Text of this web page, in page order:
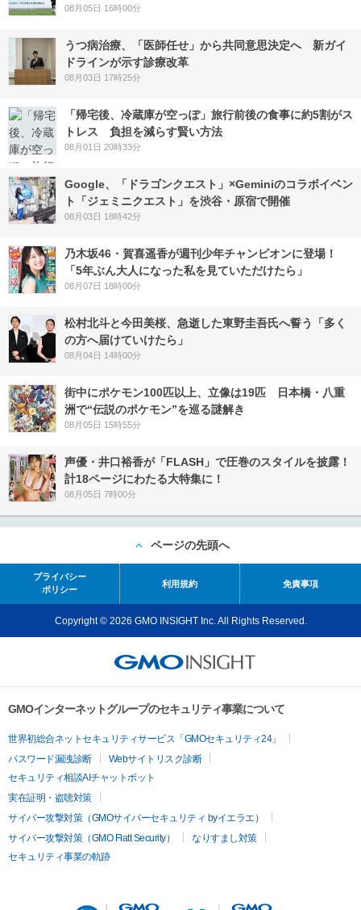
08月05日 16時00分
うつ病治療、「医師任せ」から共同意思決定へ 新ガイ
ドラインが示す診療改革
08月03日 17時25分
「帰宅後、冷蔵庫が空っぽ」旅行前後の食事に約5割がス
トレス 負担を減らす賢い方法
08月01日 20時33分
Google、「ドラゴンクエスト」×Geminiのコラボイベン
ト「ジェミニクエスト」を渋谷・原宿で開催
08月03日 18時42分
乃木坂46・賀喜遥香が週刊少年チャンピオンに登場！
「5年ぶん大人になった私を見ていただけたら」
08月07日 18時00分
松村北斗と今田美桜、急逝した東野圭吾氏へ誓う「多く
の方へ届けていけたら」
08月04日 14時00分
街中にポケモン100匹以上、立像は19匹 日本橋・八重
洲で“伝説のポケモン”を巡る謎解き
08月05日 15時55分
声優・井口裕香が「FLASH」で圧巻のスタイルを披露！
計18ページにわたる大特集に！
08月05日 7時00分
ページの先頭へ
プライバシー
ポリシー
利用規約 免責事項
Copyright © 2026 GMO INSIGHT Inc. All Rights Reserved.
GMOインターネットグループのセキュリティ事業について
世界初総合ネットセキュリティサービス「GMOセキュリティ24」
パスワード漏洩診断
Webサイトリスク診断
セキュリティ相談AIチャットボット
実在証明・盗聴対策
サイバー攻撃対策（GMOサイバーセキュリティ byイエラエ）
サイバー攻撃対策（GMO Flatt Security）
なりすまし対策
セキュリティ事業の軌跡